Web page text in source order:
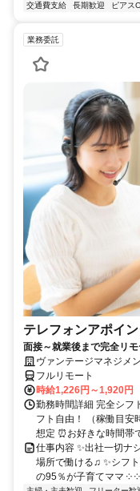
交通費支給
長期歓迎 ピアス
業務委託
テレフォンアポイ
面接～就業後まで完全リ
ヴァンテージマネジメ
フルリモート
時給1,226円～1,920円
勤務時間詳細 完全シフ
フト自由！ （稼働目
想定 ⏰お好きな時間帯
仕事内容 ✨出社一切ナ
場所で働ける♫ ✨シフ
の95％が子育てママ ༶ ༶